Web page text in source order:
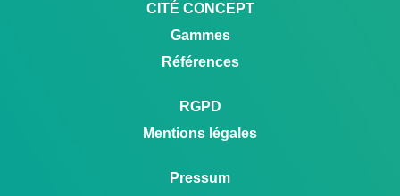
CITÉ CONCEPT
Gammes
Références
RGPD
Mentions légales
Pressum